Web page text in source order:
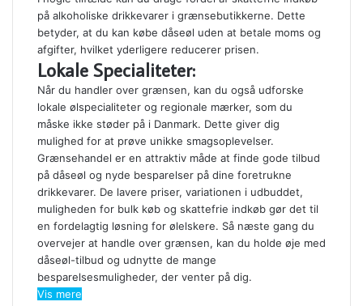
på alkoholiske drikkevarer i grænsebutikkerne. Dette
betyder, at du kan købe dåseøl uden at betale moms og
afgifter, hvilket yderligere reducerer prisen.
Lokale Specialiteter:
Når du handler over grænsen, kan du også udforske
lokale ølspecialiteter og regionale mærker, som du
måske ikke støder på i Danmark. Dette giver dig
mulighed for at prøve unikke smagsoplevelser.
Grænsehandel er en attraktiv måde at finde gode tilbud
på dåseøl og nyde besparelser på dine foretrukne
drikkevarer. De lavere priser, variationen i udbuddet,
muligheden for bulk køb og skattefrie indkøb gør det til
en fordelagtig løsning for ølelskere. Så næste gang du
overvejer at handle over grænsen, kan du holde øje med
dåseøl-tilbud og udnytte de mange
besparelsesmuligheder, der venter på dig.
Vis mere